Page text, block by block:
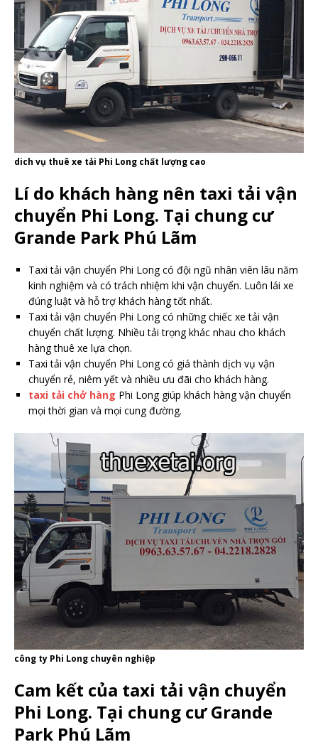
dich vụ thuê xe tải Phi Long chất lượng cao
Lí do khách hàng nên taxi tải vận
chuyển Phi Long. Tại chung cư
Grande Park Phú Lãm
Taxi tải vận chuyển Phi Long có đội ngũ nhân viên lâu năm
kinh nghiệm và có trách nhiệm khi vận chuyển. Luôn lái xe
đúng luật và hỗ trợ khách hàng tốt nhất.
Taxi tải vận chuyển Phi Long có những chiếc xe tải vận
chuyển chất lượng. Nhiều tải trọng khác nhau cho khách
hàng thuê xe lựa chọn.
Taxi tải vận chuyển Phi Long có giá thành dịch vụ vận
chuyển rẻ, niêm yết và nhiều ưu đãi cho khách hàng.
taxi tải chở hàng Phi Long giúp khách hàng vận chuyển
mọi thời gian và mọi cung đường.
công ty Phi Long chuyên nghiệp
Cam kết của taxi tải vận chuyển
Phi Long. Tại chung cư Grande
Park Phú Lãm